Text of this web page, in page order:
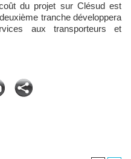
du projet sur Clésud est
tranche développera
aux transporteurs et